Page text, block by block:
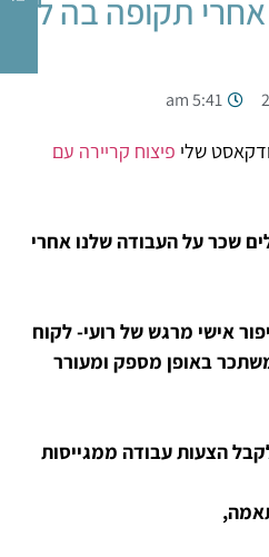
תקופה בה לא
5:41 am
שלי פיצוח קריירה עם
שכר על העבודה שלנו אחרי
אישי מרגש של רועי- לקוח
באופן מספק ומעורר
הצעות עבודה ממגייסות